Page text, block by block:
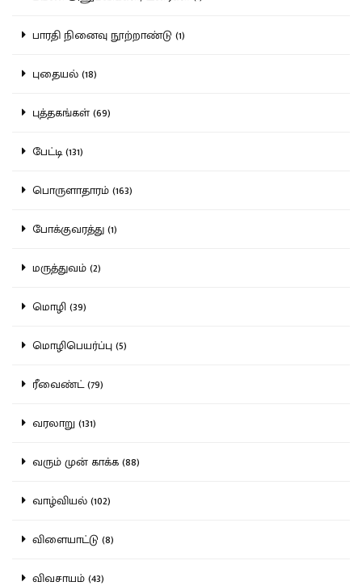
பாரதி நினைவு நூற்றாண்டு (1)
புதையல் (18)
புத்தகங்கள் (69)
பேட்டி (131)
பொருளாதாரம் (163)
போக்குவரத்து (1)
மருத்துவம் (2)
மொழி (39)
மொழிபெயர்ப்பு (5)
ரீவைண்ட் (79)
வரலாறு (131)
வரும் முன் காக்க (88)
வாழ்வியல் (102)
விளையாட்டு (8)
விவசாயம் (43)